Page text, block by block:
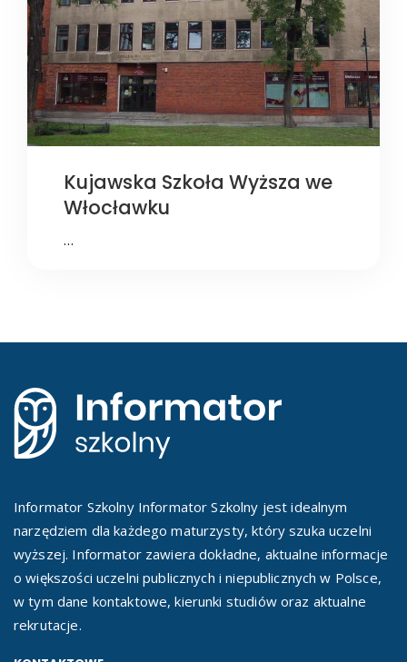
Kujawska Szkoła Wyższa we
Włocławku
…
Informator Szkolny Informator Szkolny jest idealnym
narzędziem dla każdego maturzysty, który szuka uczelni
wyższej. Informator zawiera dokładne, aktualne informacje
o większości uczelni publicznych i niepublicznych w Polsce,
w tym dane kontaktowe, kierunki studiów oraz aktualne
rekrutacje.